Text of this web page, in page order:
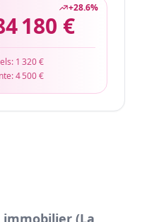
+28.6%
180 €
1 320 €
4 500 €